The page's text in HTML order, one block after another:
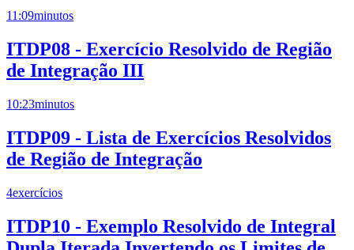
11:09minutos
ITDP08 - Exercício Resolvido de Região
de Integração III
10:23minutos
ITDP09 - Lista de Exercícios Resolvidos
de Região de Integração
4exercícios
ITDP10 - Exemplo Resolvido de Integral